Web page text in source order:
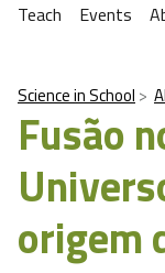
Teach
Events
Science in School
Fusão
origem